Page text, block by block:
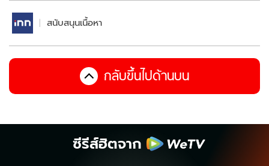
สนับสนุนเนื้อหา
กลับขึ้นไปด้านบน
ซีรีส์ฮิตจาก